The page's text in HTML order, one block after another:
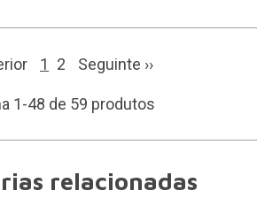
1 2 Seguinte ››
1-48 de 59 produtos
relacionadas